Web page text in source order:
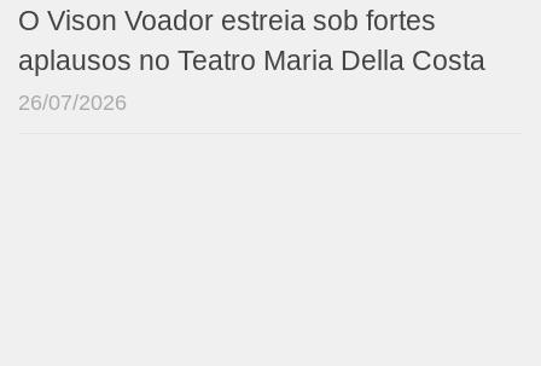
O Vison Voador estreia sob fortes
aplausos no Teatro Maria Della Costa
26/07/2026